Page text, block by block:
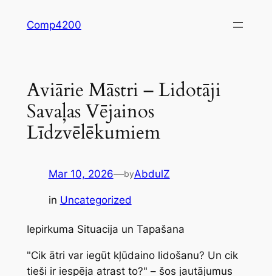
Comp4200
Aviārie Māstri – Lidotāji
Savaļas Vējainos
Līdzvēlēkumiem
Mar 10, 2026—byAbdulZ
in Uncategorized
Iepirkuma Situacija un Tapašana
"Cik ātri var iegūt kļūdaino lidošanu? Un cik
tieši ir iespēja atrast to?" – šos jautājumus